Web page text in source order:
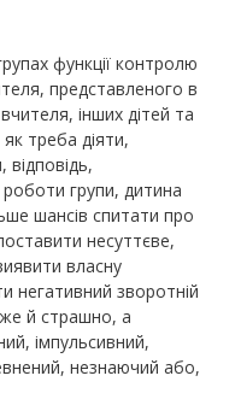
функції контролю
представленого в
інших дітей та
треба діяти,
роботи групи, дитина
шансів спитати про
несуттєве,
власну
негативний зворотній
й страшно, а
імпульсивний,
незнаючий або,